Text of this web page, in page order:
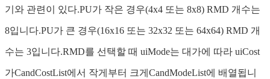
기와 관련이 있다.PU가 작은 경우(4x4 또는 8x8) RMD 개수는
8입니다.PU가 큰 경우(16x16 또는 32x32 또는 64x64) RMD 개
수는 3입니다.RMD를 선택할 때 uiMode는 대가에 따라 uiCost
가CandCostList에서 작게부터 크게CandModeList에 배열됩니